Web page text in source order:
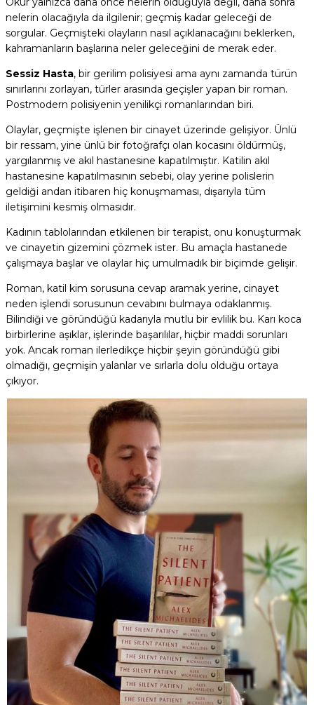
nelerin olacağıyla da ilgilenir; geçmiş kadar geleceği de
sorgular. Geçmişteki olayların nasıl açıklanacağını beklerken,
kahramanların başlarına neler geleceğini de merak eder.
Sessiz Hasta, bir gerilim polisiyesi ama aynı zamanda türün
sınırlarını zorlayan, türler arasında geçişler yapan bir roman.
Postmodern polisiyenin yenilikçi romanlarından biri.
Olaylar, geçmişte işlenen bir cinayet üzerinde gelişiyor. Ünlü
bir ressam, yine ünlü bir fotoğrafçı olan kocasını öldürmüş,
yargılanmış ve akıl hastanesine kapatılmıştır. Katilin akıl
hastanesine kapatılmasının sebebi, olay yerine polislerin
geldiği andan itibaren hiç konuşmaması, dışarıyla tüm
iletişimini kesmiş olmasıdır.
Kadının tablolarından etkilenen bir terapist, onu konuşturmak
ve cinayetin gizemini çözmek ister. Bu amaçla hastanede
çalışmaya başlar ve olaylar hiç umulmadık bir biçimde gelişir.
Roman, katil kim sorusuna cevap aramak yerine, cinayet
neden işlendi sorusunun cevabını bulmaya odaklanmış.
Bilindiği ve göründüğü kadarıyla mutlu bir evlilik bu. Karı koca
birbirlerine aşıklar, işlerinde başarılılar, hiçbir maddi sorunları
yok. Ancak roman ilerledikçe hiçbir şeyin göründüğü gibi
olmadığı, geçmişin yalanlar ve sırlarla dolu olduğu ortaya
çıkıyor.